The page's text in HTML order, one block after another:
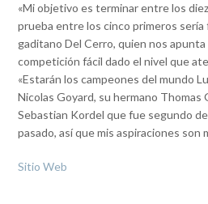
«Mi objetivo es terminar entre los
prueba entre los cinco primeros sería
gaditano Del Cerro, quien nos apunta
competición fácil dado el nivel que
«Estarán los campeones del mundo
Nicolas Goyard, su hermano Thomas
Sebastian Kordel que fue segundo
pasado, así que mis aspiraciones son
Sitio Web